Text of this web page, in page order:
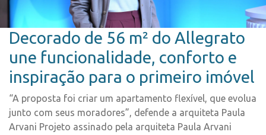
Decorado de 56 m² do Allegrato
une funcionalidade, conforto e
inspiração para o primeiro imóvel
“A proposta foi criar um apartamento flexível, que evolua
junto com seus moradores”, defende a arquiteta Paula
Arvani Projeto assinado pela arquiteta Paula Arvani